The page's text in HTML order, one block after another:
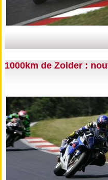
1000km de Zolder :